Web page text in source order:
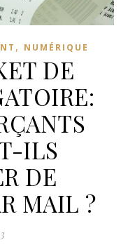
, NUMÉRIQUE
DE
ILS
DE
MAIL ?